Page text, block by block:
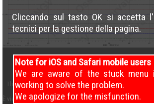
Cliccando sul tasto OK si accetta
tecnici per la gestione della pagina.
Note for iOS and Safari mobile users
We are aware of the stuck menu
working to solve the problem.
We apologize for the misfunction.
This work is licensed under aCreative Commons
License
È vietato il caricamento incrociato delle pagine su altri